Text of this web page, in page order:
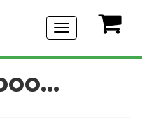
Menu
de
Navegación